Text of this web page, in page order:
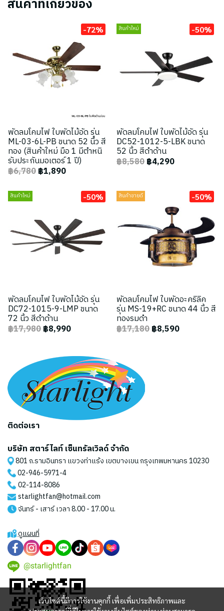
สินค้าที่เกี่ยวข้อง
-72%
พัดลมโคมไฟ ใบพัดไม้อัด รุ่น
ML-03-6L-PB ขนาด 52 นิ้ว สี
ทอง (สินค้าใหม่ มือ 1 มีตำหนิ
รับประกันมอเตอร์ 1 ปี)
฿6,780฿1,890
สินค้าใหม่ -50%
พัดลมโคมไฟ ใบพัดไม้อัด รุ่น
DC52-1012-5-LBK ขนาด
52 นิ้ว สีดำด้าน
฿8,580฿4,290
สินค้าใหม่ -50%
พัดลมโคมไฟ ใบพัดไม้อัด รุ่น
DC72-1015-9-LMP ขนาด
72 นิ้ว สีดำด้าน
฿17,980฿8,990
สินค้าขายดี -50%
พัดลมโคมไฟ ใบพัดอะคริลิค
รุ่น MS-19+RC ขนาด 44 นิ้ว สี
ทองรมดำ
฿17,180฿8,590
เว็บไซต์นี้มีการใช้งานคุกกี้ เพื่อเพิ่มประสิทธิภาพและ
ติดต่อเรา
บริษัท สตาร์ไลท์ เซ็นทรัลเวิลด์ จำกัด
801 ถ.รามอินทรา แขวงท่าแร้ง เขตบางเขน กรุงเทพมหานคร 10230
02-946-5971-4
02-114-8086
starlightfan@hotmail.com
จันทร์ - เสาร์ เวลา 8.00 - 17.00 น.
ดูแผนที่
@starlightfan